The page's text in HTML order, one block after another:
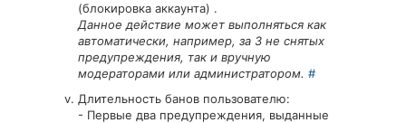
(блокировка аккаунта) .
Данное действие может выполняться как
автоматически, например, за 3 не снятых
предупреждения, так и вручную
модераторами или администратором. #
Длительность банов пользователю:
- Первые два предупреждения, выданные